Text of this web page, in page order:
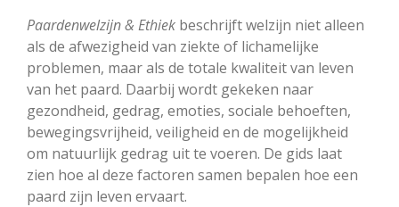
Paardenwelzijn & Ethiek beschrijft welzijn niet alleen
als de afwezigheid van ziekte of lichamelijke
problemen, maar als de totale kwaliteit van leven
van het paard. Daarbij wordt gekeken naar
gezondheid, gedrag, emoties, sociale behoeften,
bewegingsvrijheid, veiligheid en de mogelijkheid
om natuurlijk gedrag uit te voeren. De gids laat
zien hoe al deze factoren samen bepalen hoe een
paard zijn leven ervaart.